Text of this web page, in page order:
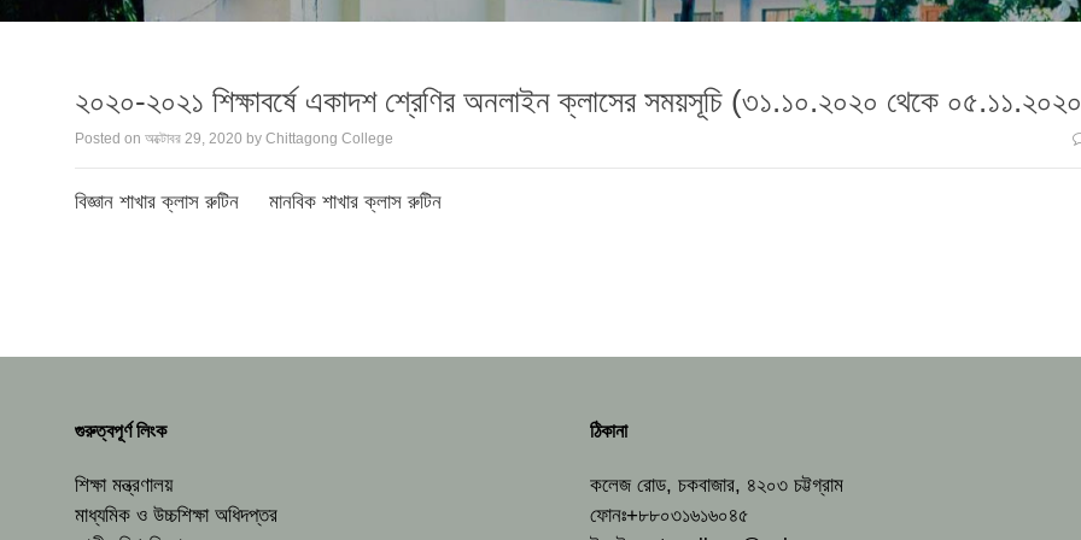
২০২০-২০২১ শিক্ষাবর্ষে একাদশ শ্রেণির অনলাইন ক্লাসের সময়সূচি (৩১.১০.২০২০ থেকে
Posted on অক্টোবর 29, 2020 by Chittagong College
বিজ্ঞান শাখার ক্লাস রুটিন মানবিক শাখার ক্লাস রুটিন
গুরুত্বপূর্ণ লিংক
শিক্ষা মন্ত্রণালয়
মাধ্যমিক ও উচ্চশিক্ষা অধিদপ্তর
ঠিকানা
কলেজ রোড, চকবাজার, ৪২০৩ চট্টগ্রাম
ফোনঃ+৮৮০৩১৬১৬০৪৫